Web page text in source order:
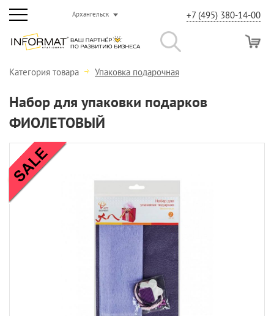
Архангельск +7 (495) 380-14-00
Категория товара Упаковка подарочная
Набор для упаковки подарков
ФИОЛЕТОВЫЙ